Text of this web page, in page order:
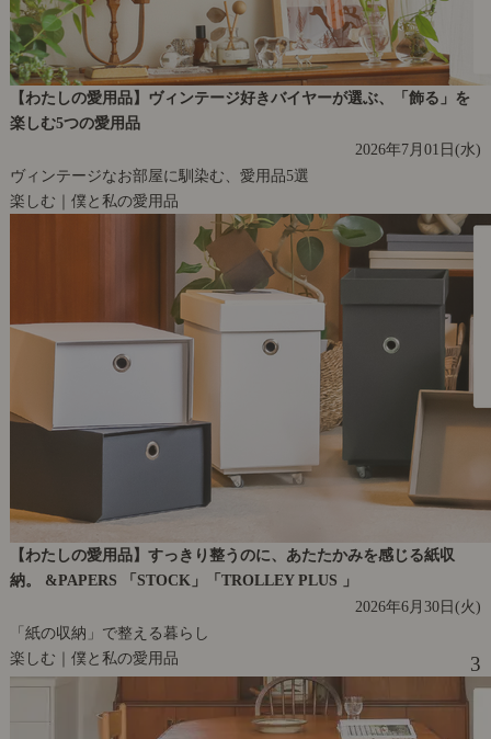
【わたしの愛用品】ヴィンテージ好きバイヤーが選ぶ、「飾る」を
楽しむ5つの愛用品
2026年7月01日(水)
ヴィンテージなお部屋に馴染む、愛用品5選
楽しむ｜僕と私の愛用品
【わたしの愛用品】すっきり整うのに、あたたかみを感じる紙収
納。 &PAPERS 「STOCK」「TROLLEY PLUS 」
2026年6月30日(火)
「紙の収納」で整える暮らし
楽しむ｜僕と私の愛用品
3